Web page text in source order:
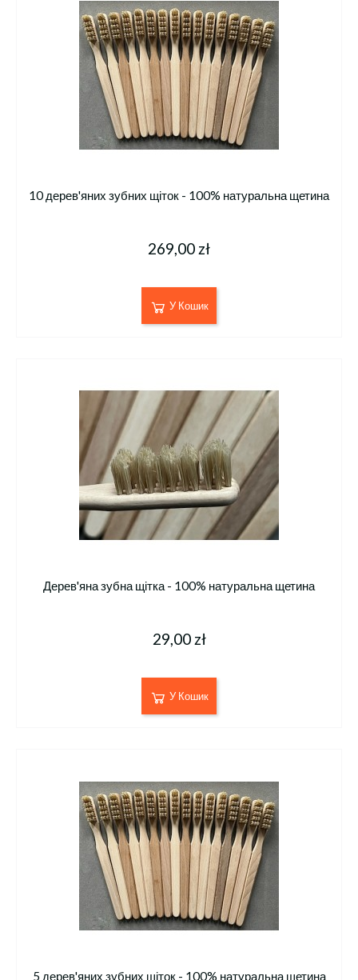
10 дерев'яних зубних щіток - 100% натуральна щетина
269,00 zł
У Кошик
Дерев'яна зубна щітка - 100% натуральна щетина
29,00 zł
У Кошик
5 дерев'яних зубних щіток - 100% натуральна щетина